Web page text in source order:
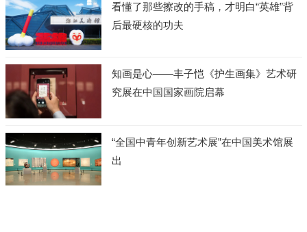
看懂了那些擦改的手稿，才明白“英雄”背
后最硬核的功夫
知画是心——丰子恺《护生画集》艺术研
究展在中国国家画院启幕
“全国中青年创新艺术展”在中国美术馆展
出